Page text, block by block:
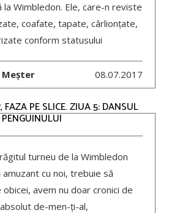
la Wimbledon. Ele, care-n reviste
coafate, tapate, cârlionțate,
conform statusului
Meșter 08.07.2017
PE SLICE. ZIUA 5: DANSUL
PENGUINULUI
turneu de la Wimbledon
amuzant cu noi, trebuie să
obicei, avem nu doar cronici de
de-men-ți-al,